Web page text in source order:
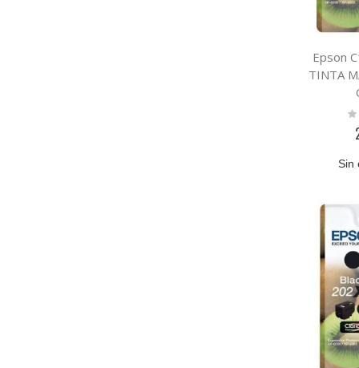
Epson
TINTA
Sin